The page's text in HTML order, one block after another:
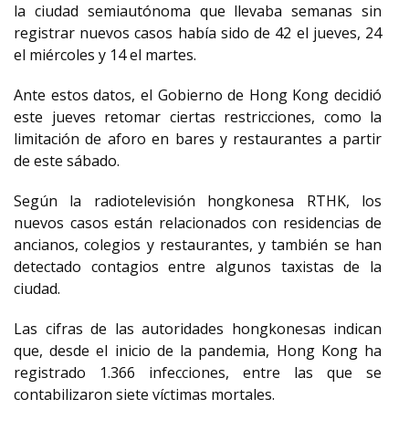
la ciudad semiautónoma que llevaba semanas sin
registrar nuevos casos había sido de 42 el jueves, 24
el miércoles y 14 el martes.
Ante estos datos, el Gobierno de Hong Kong decidió
este jueves retomar ciertas restricciones, como la
limitación de aforo en bares y restaurantes a partir
de este sábado.
Según la radiotelevisión hongkonesa RTHK, los
nuevos casos están relacionados con residencias de
ancianos, colegios y restaurantes, y también se han
detectado contagios entre algunos taxistas de la
ciudad.
Las cifras de las autoridades hongkonesas indican
que, desde el inicio de la pandemia, Hong Kong ha
registrado 1.366 infecciones, entre las que se
contabilizaron siete víctimas mortales.